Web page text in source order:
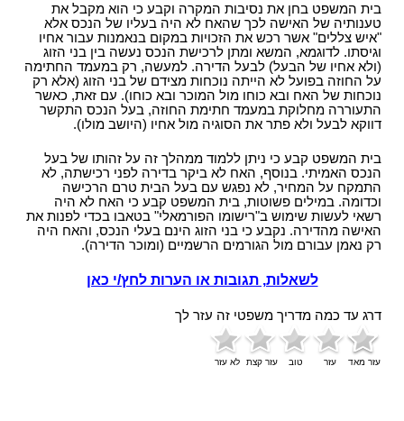
בית המשפט בחן את נסיבות המקרה וקבע כי הוא מקבל את
טענותיה של האישה לכך שהאח לא היה בעליו של הנכס אלא
"איש צללים" אשר רכש את הזכויות במקום בנאמנות עבור אחיו
וגיסתו. לדוגמא, המשא ומתן לרכישת הנכס נעשה בין בני הזוג
(ולא אחיו של הבעל) לבעל הדירה. למעשה, רק במעמד החתימה
על החוזה בפועל לא הייתה נוכחות מצידם של בני הזוג (אלא רק
נוכחות של האח ובא כוחו מול המוכר ובא כוחו). עם זאת, כאשר
התעוררה מחלוקת במעמד חתימת החוזה, בעל הנכס התקשר
דווקא לבעל ולא פתר את הסוגיה מול אחיו (היושב מולו).
בית המשפט קבע כי ניתן ללמוד ממהלך זה על זהותו של בעל
הנכס האמיתי. בנוסף, האח לא ביקר בדירה לפני רכישתה, לא
התמקח על המחיר, לא נפגש עם בעל הבית טרם הרכישה
וכדומה. במילים פשוטות, בית המשפט קבע כי האח לא היה
רשאי לעשות שימוש ב"רישומו הפורמאלי" בטאבו בכדי לפנות את
האישה מהדירה. נקבע כי בני הזוג הינם בעלי הנכס, והאח היה
רק נאמן עבורם מול הגורמים הרשמיים (ומוכר הדירה).
לשאלות, תגובות או הערות לחץ/י כאן
דרג עד כמה מדריך משפטי זה עזר לך
עזר מאד עזר טוב עזר קצת לא עזר